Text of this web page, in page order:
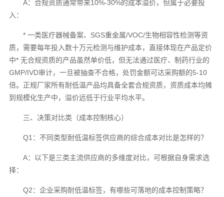
A：合规资质通常带来10%-30%的成本溢价，但属于必要投
入：
* 一类医疗器械备案、SGS重金属/VOC/生物相容性检测等资
质，需要每年投入数十万元检测与维护成本，直接体现在产品定价
中* 无合规资质的产品虽然单价低，但无法通过医疗、制药行业的
GMP/IVD审计，一旦被抽查不合格，处罚金额可达采购额的5-10
倍。正规厂家所有耐低温产品均具备全套合规资质，资质成本均摊
到规模化生产中，溢价远低于行业平均水平。
三、决策对比类（成本控制核心）
Q1：不同类型耐低温标签供应商的综合成本对比是怎样的？
A：以下是三类主流供应商的多维度对比，可根据自身需求选
择：
Q2：企业采购耐低温标签，有哪些可落地的成本控制策略？